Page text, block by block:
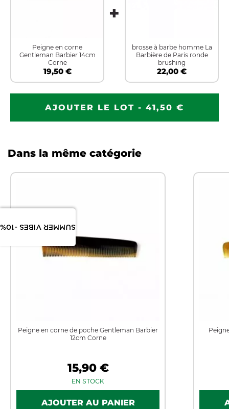
SUMMER VIBES -10%
Peigne en corne
Gentleman Barbier 14cm
Corne
19,50 €
brosse à barbe homme La
Barbière de Paris ronde
brushing
22,00 €
AJOUTER LE LOT - 41,50 €
Dans la même catégorie
Peigne en corne de poche Gentleman Barbier
12cm Corne
15,90 €
EN STOCK